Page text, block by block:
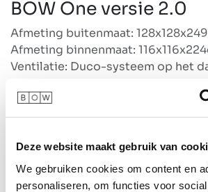
Deze website maakt gebruik van
We gebruiken cookies om content en
personaliseren, om functies voor
BOW One versie 2.0
Afmeting buitenmaat:
Afmeting binnenmaat:
Ventilatie: Duco-systeem op het
Aansluitingen : 3x 230 V en 2x
Schapblad 30 cm diep in hoogte
Prijs is exclusief BTW en inclusief
plaatsen in Nederland op de
je BOW op de verdieping